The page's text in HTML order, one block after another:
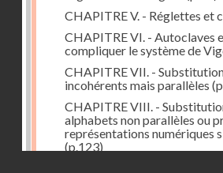
CHAPITRE V. - Réglettes et
CHAPITRE VI. - Autoclaves
compliquer le système de
CHAPITRE VII. -
incohérents mais parallèles
CHAPITRE VIII. -
alphabets non parallèles ou
représentations numériques
(p.123)